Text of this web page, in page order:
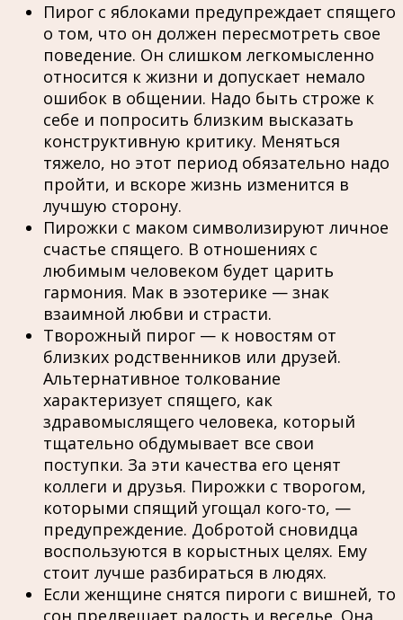
Пирог с яблоками предупреждает спящего
о том, что он должен пересмотреть свое
поведение. Он слишком легкомысленно
относится к жизни и допускает немало
ошибок в общении. Надо быть строже к
себе и попросить близким высказать
конструктивную критику. Меняться
тяжело, но этот период обязательно надо
пройти, и вскоре жизнь изменится в
лучшую сторону.
Пирожки с маком символизируют личное
счастье спящего. В отношениях с
любимым человеком будет царить
гармония. Мак в эзотерике — знак
взаимной любви и страсти.
Творожный пирог — к новостям от
близких родственников или друзей.
Альтернативное толкование
характеризует спящего, как
здравомыслящего человека, который
тщательно обдумывает все свои
поступки. За эти качества его ценят
коллеги и друзья. Пирожки с творогом,
которыми спящий угощал кого-то, —
предупреждение. Добротой сновидца
воспользуются в корыстных целях. Ему
стоит лучше разбираться в людях.
Если женщине снятся пироги с вишней, то